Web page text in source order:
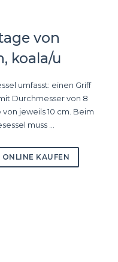
von
koala/u
umfasst: einen Griff
Durchmesser von 8
jeweils 10 cm. Beim
muss ...
ONLINE KAUFEN